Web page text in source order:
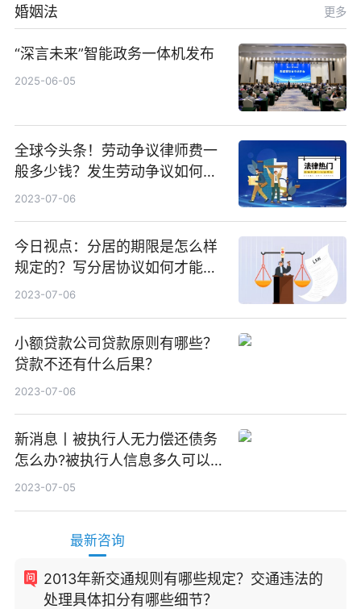
婚姻法 更多
“深言未来”智能政务一体机发布
2025-06-05
全球今头条！劳动争议律师费一
般多少钱？发生劳动争议如何算
工资？
2023-07-06
今日视点：分居的期限是怎么样
规定的？写分居协议如何才能有
效？
2023-07-06
小额贷款公司贷款原则有哪些？
贷款不还有什么后果？
2023-07-06
新消息丨被执行人无力偿还债务
怎么办?被执行人信息多久可以
消除?
2023-07-05
最新咨询
2013年新交通规则有哪些规定？交通违法的
处理具体扣分有哪些细节？